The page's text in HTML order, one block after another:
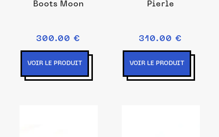
Boots Moon
300.00 €
VOIR LE PRODUIT
Pierle
310.00 €
VOIR LE PRODUIT